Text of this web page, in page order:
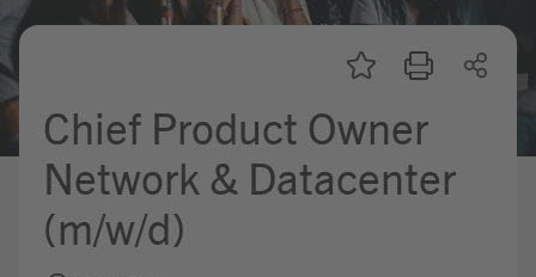
Praktikum & Werkstudium
Mein Kandidat:innenprofil
Chief Product Owner
Network & Datacenter
(m/w/d)